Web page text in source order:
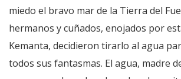
miedo el bravo mar de la Tierra del
hermanos y cuñados, enojados por
Kemanta, decidieron tirarlo al agua
todos sus fantasmas. El agua, madre